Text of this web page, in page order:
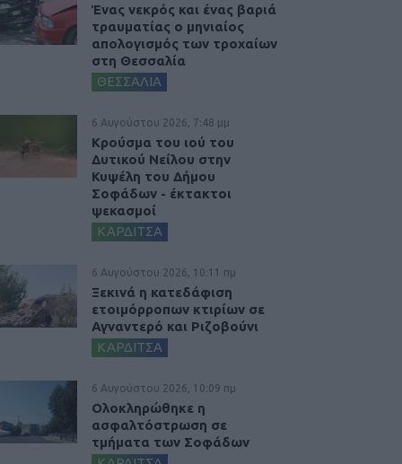
Ένας νεκρός και ένας βαριά
τραυματίας ο μηνιαίος
απολογισμός των τροχαίων
στη Θεσσαλία
ΘΕΣΣΑΛΙΑ
6 Αυγούστου 2026, 7:48 μμ
Κρούσμα του ιού του
Δυτικού Νείλου στην
Κυψέλη του Δήμου
Σοφάδων - έκτακτοι
ψεκασμοί
ΚΑΡΔΙΤΣΑ
6 Αυγούστου 2026, 10:11 πμ
Ξεκινά η κατεδάφιση
ετοιμόρροπων κτιρίων σε
Αγναντερό και Ριζοβούνι
ΚΑΡΔΙΤΣΑ
6 Αυγούστου 2026, 10:09 πμ
Ολοκληρώθηκε η
ασφαλτόστρωση σε
τμήματα των Σοφάδων